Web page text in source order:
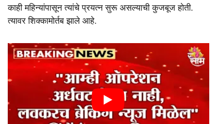
काही महिन्यांपासून त्यांचे प्रयत्न सुरू असल्याची कुजबूज होती.
त्यावर शिक्कामोर्तब झाले आहे.